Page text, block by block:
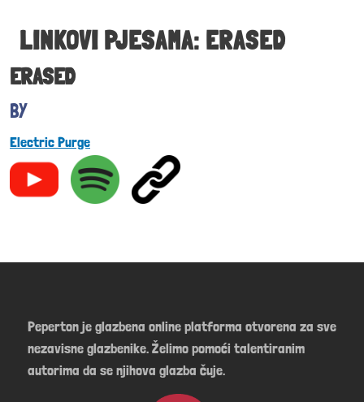
LINKOVI PJESAMA: ERASED
ERASED
Electric Purge
Peperton je glazbena online platforma otvorena za sve
nezavisne glazbenike. Želimo pomoći talentiranim
autorima da se njihova glazba čuje.